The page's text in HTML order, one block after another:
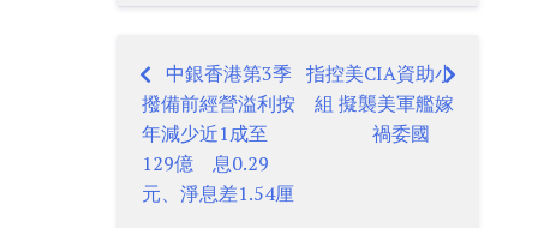
Post
navigation
中銀香港第3季
撥備前經營溢利按
年減少近1成至
129億 息0.29
元、淨息差1.54厘
指控美CIA資助小
組 擬襲美軍艦嫁
禍委國